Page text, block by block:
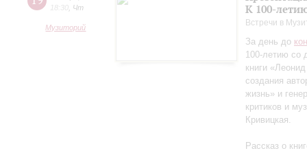
18:30 Чт
Музиторий
К 100-
Встречи в
За день до
100-летию со
книги
создания
жизнь» и
критиков и
Кривицкая.
Рассказ о